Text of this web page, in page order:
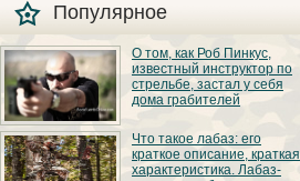
Популярное
О том, как Роб Пинкус,
известный инструктор по
стрельбе, застал у себя
дома грабителей
Вот вы всё говорите:
«В США круто, там
можно любого
постороннего в своём
Что такое лабаз: его
краткое описание, краткая
характеристика. Лабаз-